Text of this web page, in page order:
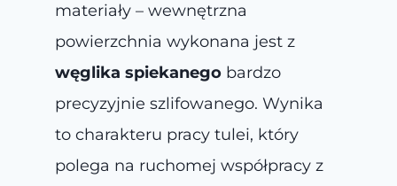
materiały – wewnętrzna
powierzchnia wykonana jest z
węglika spiekanegobardzo
precyzyjnie szlifowanego. Wynika
to charakteru pracy tulei, który
polega na ruchomej współpracy z